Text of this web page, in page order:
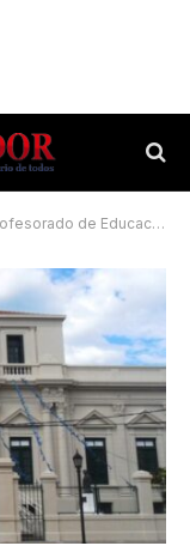
de Educación Especial